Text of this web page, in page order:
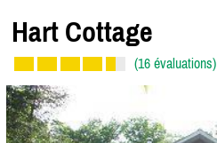
Hart Cottage
(16 évaluations)